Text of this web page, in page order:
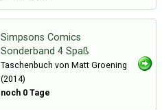
Simpsons Comics
Sonderband 4 Spaß
Taschenbuch von Matt Groening
(2014)
noch 0 Tage